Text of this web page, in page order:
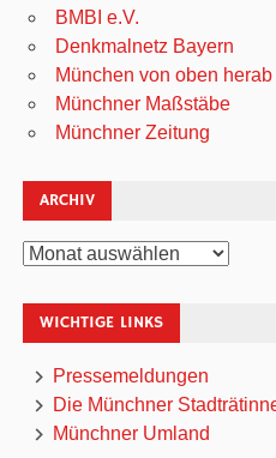
BMBI e.V.
Denkmalnetz Bayern
München von oben herab
Münchner Maßstäbe
Münchner Zeitung
ARCHIV
Archiv
WICHTIGE LINKS
Pressemeldungen
Die Münchner
Münchner Umland